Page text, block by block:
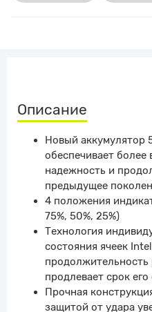
Описание
Новый аккумулятор
обеспечивает
надежность и
предыдущее
4 положения
75%, 50%, 25%)
Технология
состояния ячеек
продолжительность
продлевает срок
Прочная
защитой от удара